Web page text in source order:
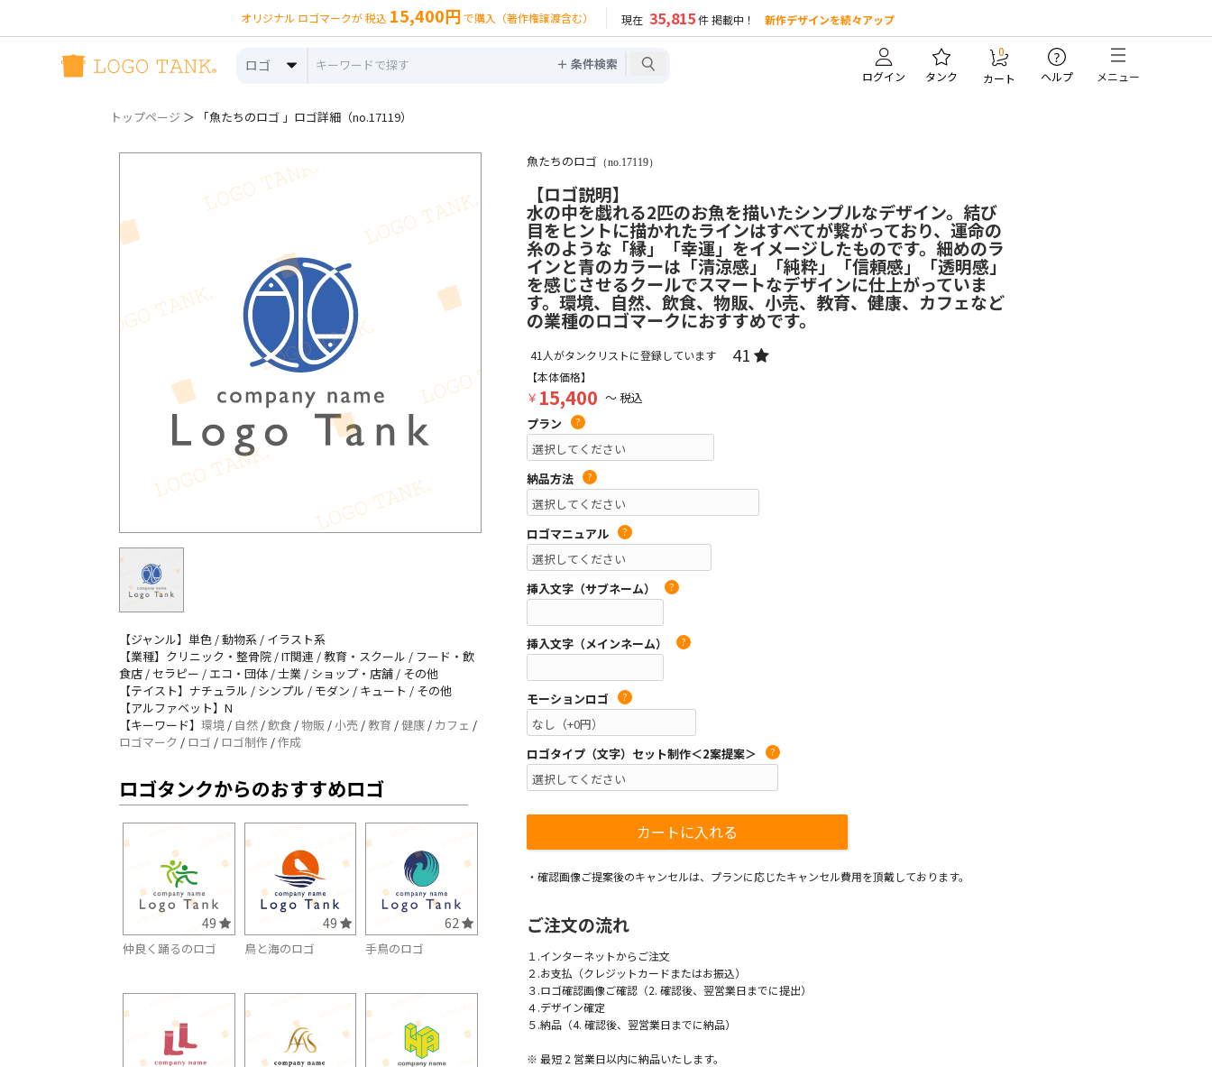
オリジナル ロゴマークが 税込 15,400円 で購入（著作権譲渡含む） 現在 35,815件 掲載中！ 新作デザインを続々アップ
ロゴ ＋ 条件検索
ログイン タンク
0
カート
?
ヘルプ メニュー
トップページ ＞ 「魚たちのロゴ 」ロゴ詳細（no.17119）
【ジャンル】単色 / 動物系 / イラスト系
【業種】クリニック・整骨院 / IT関連 / 教育・スクール / フード・飲
食店 / セラピー / エコ・団体 / 士業 / ショップ・店舗 / その他
【テイスト】ナチュラル / シンプル / モダン / キュート / その他
【アルファベット】N
【キーワード】 環境 / 自然 /飲食 /物販 /小売 / 教育 /健康 / カフェ /
ロゴマーク / ロゴ / ロゴ制作 /作成
ロゴタンクからのおすすめロゴ
49
仲良く踊るのロゴ
49
鳥と海のロゴ
62
手鳥のロゴ
魚たちのロゴ （no.17119）
【ロゴ説明】
水の中を戯れる2匹のお魚を描いたシンプルなデザイン。結び
目をヒントに描かれたラインはすべてが繋がっており、運命の
糸のような「縁」「幸運」をイメージしたものです。細めのラ
インと青のカラーは「清涼感」「純粋」「信頼感」「透明感」
を感じさせるクールでスマートなデザインに仕上がっていま
す。環境、自然、飲食、物販、小売、教育、健康、カフェなど
の業種のロゴマークにおすすめです。
41 人がタンクリストに登録しています 41
【本体価格】
￥ 15,400 ～ 税込
プラン
?
納品方法 ?
ロゴマニュアル ?
挿入文字（サブネーム） ?
挿入文字（メインネーム） ?
モーションロゴ ?
ロゴタイプ（文字）セット制作＜2案提案＞ ?
・確認画像ご提案後のキャンセルは、プランに応じたキャンセル費用を頂戴しております。
ご注文の流れ
１.インターネットからご注文
２.お支払（クレジットカードまたはお振込）
３.ロゴ確認画像ご確認（2. 確認後、翌営業日までに提出）
４.デザイン確定
５.納品（4. 確認後、翌営業日までに納品）
※ 最短 2 営業日以内に納品いたします。